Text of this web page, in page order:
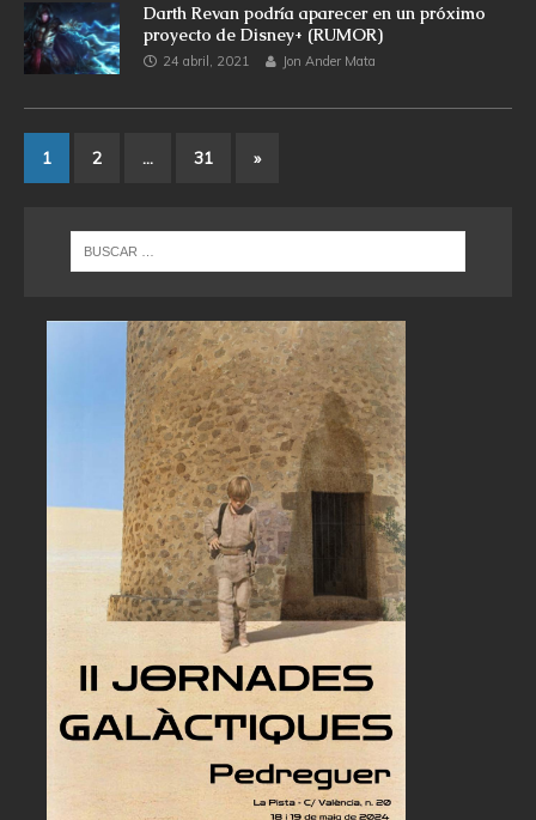
Darth Revan podría aparecer en un próximo
proyecto de Disney+ (RUMOR)
24 abril, 2021 Jon Ander Mata
1 2 … 31 »